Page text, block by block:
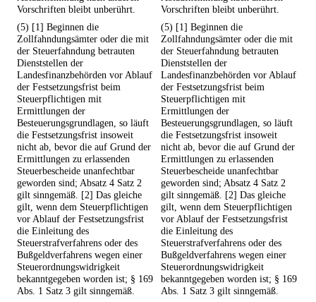
Vorschriften bleibt unberührt.
Vorschriften bleibt unberührt.
(5) [1] Beginnen die
Zollfahndungsämter oder die mit
der Steuerfahndung betrauten
Dienststellen der
Landesfinanzbehörden vor Ablauf
der Festsetzungsfrist beim
Steuerpflichtigen mit
Ermittlungen der
Besteuerungsgrundlagen, so läuft
die Festsetzungsfrist insoweit
nicht ab, bevor die auf Grund der
Ermittlungen zu erlassenden
Steuerbescheide unanfechtbar
geworden sind; Absatz 4 Satz 2
gilt sinngemäß. [2] Das gleiche
gilt, wenn dem Steuerpflichtigen
vor Ablauf der Festsetzungsfrist
die Einleitung des
Steuerstrafverfahrens oder des
Bußgeldverfahrens wegen einer
Steuerordnungswidrigkeit
bekanntgegeben worden ist; § 169
Abs. 1 Satz 3 gilt sinngemäß.
(5) [1] Beginnen die
Zollfahndungsämter oder die mit
der Steuerfahndung betrauten
Dienststellen der
Landesfinanzbehörden vor Ablauf
der Festsetzungsfrist beim
Steuerpflichtigen mit
Ermittlungen der
Besteuerungsgrundlagen, so läuft
die Festsetzungsfrist insoweit
nicht ab, bevor die auf Grund der
Ermittlungen zu erlassenden
Steuerbescheide unanfechtbar
geworden sind; Absatz 4 Satz 2
gilt sinngemäß. [2] Das gleiche
gilt, wenn dem Steuerpflichtigen
vor Ablauf der Festsetzungsfrist
die Einleitung des
Steuerstrafverfahrens oder des
Bußgeldverfahrens wegen einer
Steuerordnungswidrigkeit
bekanntgegeben worden ist; § 169
Abs. 1 Satz 3 gilt sinngemäß.